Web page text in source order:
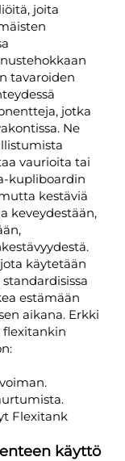
joita
tavaroiden
jotka
Ne
vaurioita tai
kupliboardin
kestäviä
keveydestään,
käytetään
estämään
aikana. Erkki
flexitankin
Flexitank
käyttö